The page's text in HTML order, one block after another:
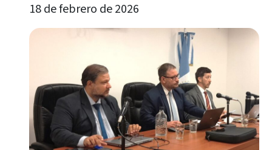
18 de febrero de 2026